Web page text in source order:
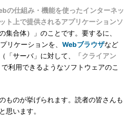
の仕組み・機能を使ったインターネッ
ト上で提供されるアプリケーションソ
集合体）」のことです。要するに、
リケーションを、 Webブラウザなど
（「サーバ」に対して、「クライアン
利用できるようなソフトウェアのこ
ものが挙げられます。読者の皆さんも
思います。